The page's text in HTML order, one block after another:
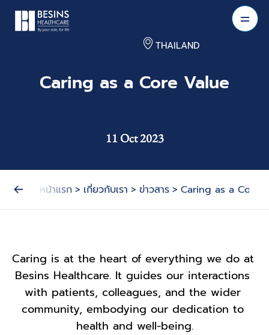
THAILAND
Caring as a Core Value
11 Oct 2023
หน้าแรก > เกี่ยวกับเรา > ข่าวสาร > Caring as a Core
Caring is at the heart of everything we do at
Besins Healthcare. It guides our interactions
with patients, colleagues, and the wider
community, embodying our dedication to
health and well-being.